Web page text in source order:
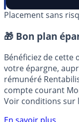
⭐️ Suivre sur
Placement sans
🎁 Bon plan
Bénéficiez de cette
votre épargne,
rémunéré
compte courant
Voir conditions sur